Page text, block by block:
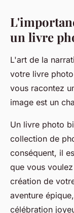
un livre
L'art de la
votre livre
vous racontez
image est un
Un livre photo
collection de
conséquent, il
que vous
création de
aventure
célébration